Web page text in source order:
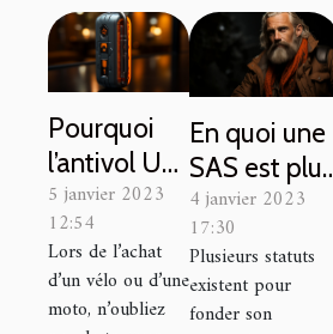
Pourquoi
l’antivol U
est la
meilleure
serrure ?
5 janvier 2023
12:54
Lors de l’achat
d’un vélo ou d’une
moto, n’oubliez
En quoi une
SAS est plus
avantageuse
?
4 janvier 2023
17:30
Plusieurs statuts
existent pour
fonder son